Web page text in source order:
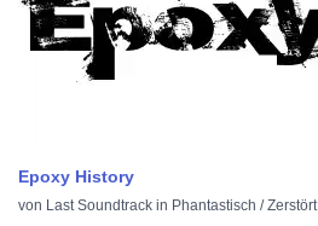
Epoxy History
von Last Soundtrackin Phantastisch /Zerstört